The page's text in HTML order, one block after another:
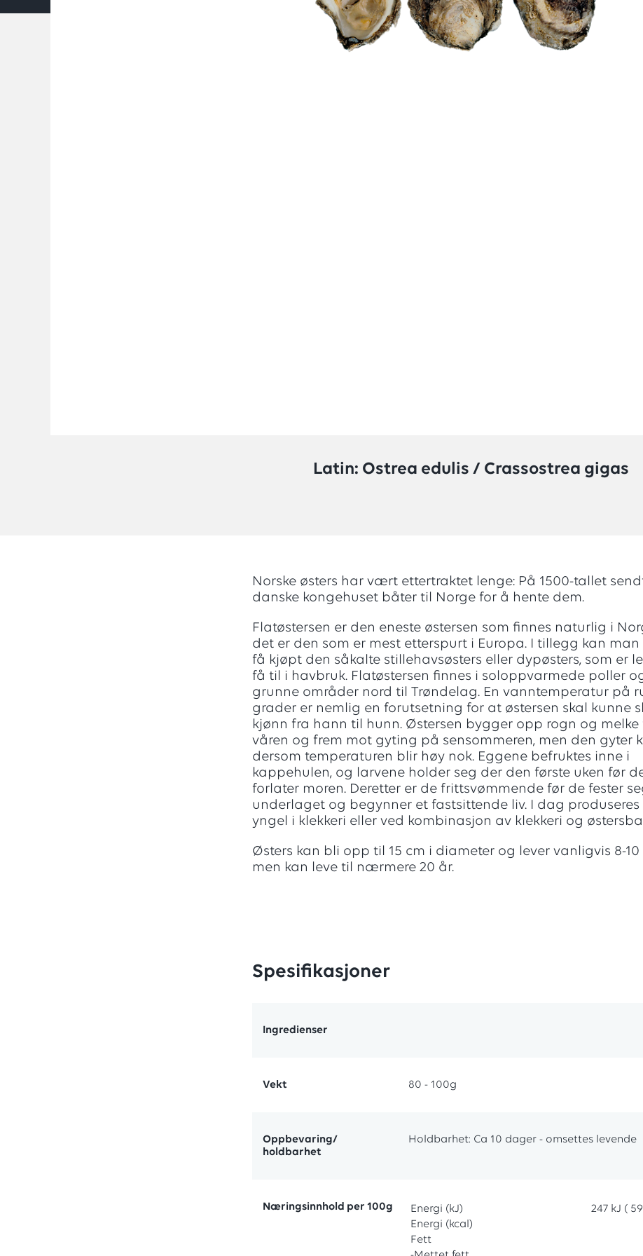
Latin: Ostrea edulis / Crassostrea gigas
Norske østers har vært ettertraktet lenge: På 1500-tallet
danske kongehuset båter til Norge for å hente dem.
Flatøstersen er den eneste østersen som finnes naturlig i
det er den som er mest etterspurt i Europa. I tillegg kan man
få kjøpt den såkalte stillehavsøsters eller dypøsters, som er
få til i havbruk. Flatøstersen finnes i soloppvarmede poller
grunne områder nord til Trøndelag. En vanntemperatur på
grader er nemlig en forutsetning for at østersen skal kunne
kjønn fra hann til hunn. Østersen bygger opp rogn og melke
våren og frem mot gyting på sensommeren, men den gyter
dersom temperaturen blir høy nok. Eggene befruktes inne i
kappehulen, og larvene holder seg der den første uken før
forlater moren. Deretter er de frittsvømmende før de fester
underlaget og begynner et fastsittende liv. I dag produseres
yngel i klekkeri eller ved kombinasjon av klekkeri og
Østers kan bli opp til 15 cm i diameter og lever vanligvis 8-10
men kan leve til nærmere 20 år.
Spesifikasjoner
Ingredienser
Vekt 80 - 100g
Oppbevaring/
holdbarhet
Holdbarhet: Ca 10 dager - omsettes levende
Næringsinnhold per 100g Energi (kJ)
247 kJ (
Energi (kcal)
Fett